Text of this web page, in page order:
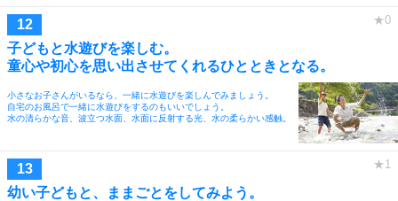
子どもと水遊びを楽しむ。
童心や初心を思い出させてくれるひとときとなる。
小さなお子さんがいるなら、一緒に水遊びを楽しんでみましょう。
自宅のお風呂で一緒に水遊びをするのもいいでしょう。
水の清らかな音、波立つ水面、水面に反射する光、水の柔らかい感触。
幼い子どもと、ままごとをしてみよう。